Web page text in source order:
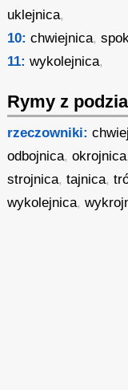
uklejnica,
10: chwiejnica,
11: wykolejnica,
Rymy z
rzeczowniki:
odbojnica,okrojnica
strojnica,tajnica,
wykolejnica,